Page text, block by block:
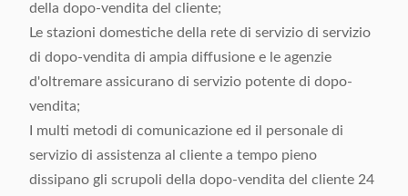
della dopo-vendita del cliente;
Le stazioni domestiche della rete di servizio di servizio
di dopo-vendita di ampia diffusione e le agenzie
d'oltremare assicurano di servizio potente di dopo-
vendita;
I multi metodi di comunicazione ed il personale di
servizio di assistenza al cliente a tempo pieno
dissipano gli scrupoli della dopo-vendita del cliente 24